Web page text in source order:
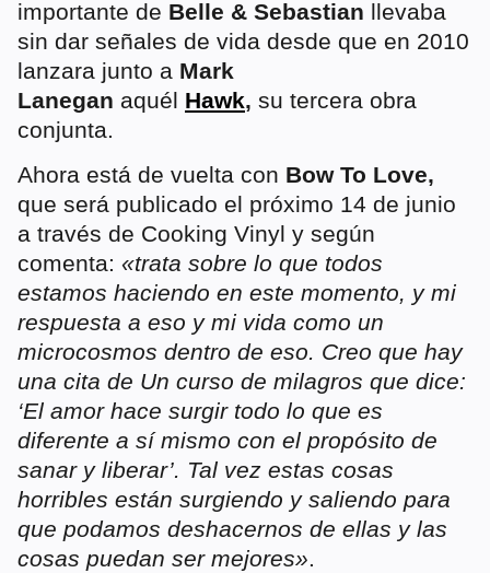
importante de Belle & Sebastian llevaba
sin dar señales de vida desde que en 2010
lanzara junto a Mark
Lanegan aquél Hawk, su tercera obra
conjunta.
Ahora está de vuelta con Bow To Love,
que será publicado el próximo 14 de junio
a través de Cooking Vinyl y según
comenta: «trata sobre lo que todos
estamos haciendo en este momento, y mi
respuesta a eso y mi vida como un
microcosmos dentro de eso. Creo que hay
una cita de Un curso de milagros que dice:
‘El amor hace surgir todo lo que es
diferente a sí mismo con el propósito de
sanar y liberar’. Tal vez estas cosas
horribles están surgiendo y saliendo para
que podamos deshacernos de ellas y las
cosas puedan ser mejores».